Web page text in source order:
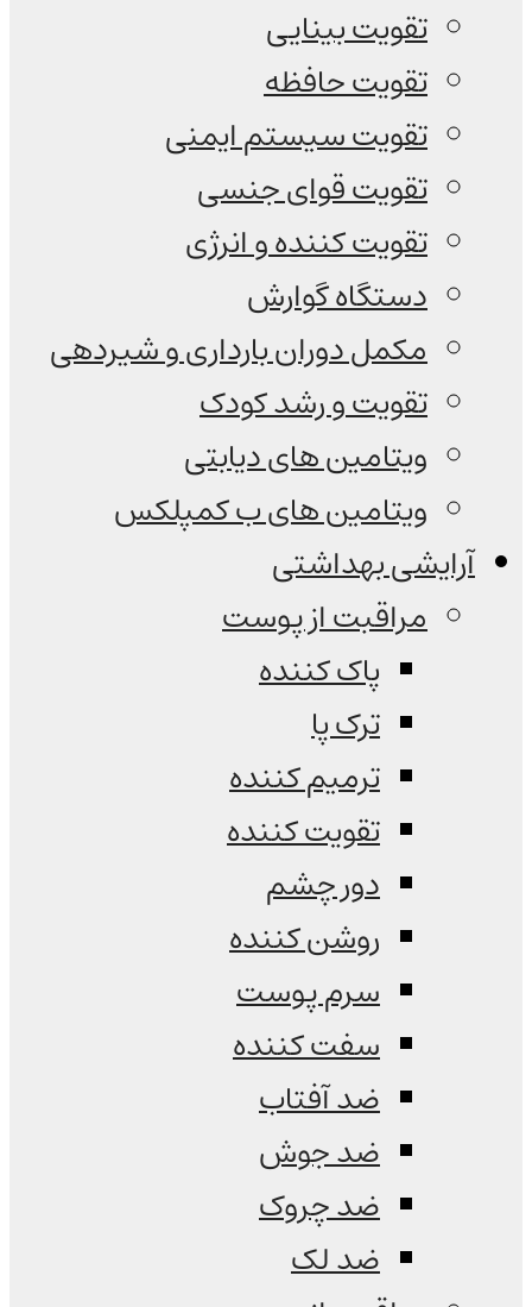
تقویت بینایی
تقویت حافظه
تقویت سیستم ایمنی
تقویت قوای جنسی
تقویت کننده و انرژی
دستگاه گوارش
مکمل دوران بارداری و شیردهی
تقویت و رشد کودک
ویتامین های دیابتی
ویتامین های ب کمپلکس
آرایشی بهداشتی
مراقبت از پوست
پاک کننده
ترک پا
ترمیم کننده
تقویت کننده
دور چشم
روشن کننده
سرم پوست
سفت کننده
ضد آفتاب
ضد جوش
ضد چروک
ضد لک